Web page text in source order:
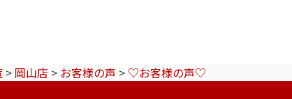
> 岡山店 > お客様の声 > ♡お客様の声♡